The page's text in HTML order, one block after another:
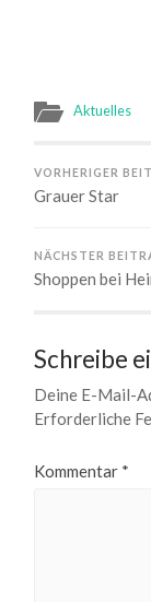
Aktuelles
VORHERIGER
Grauer Star
NÄCHSTER
Shoppen bei
Schreibe
Deine E-Mail-
Erforderliche
Kommentar *